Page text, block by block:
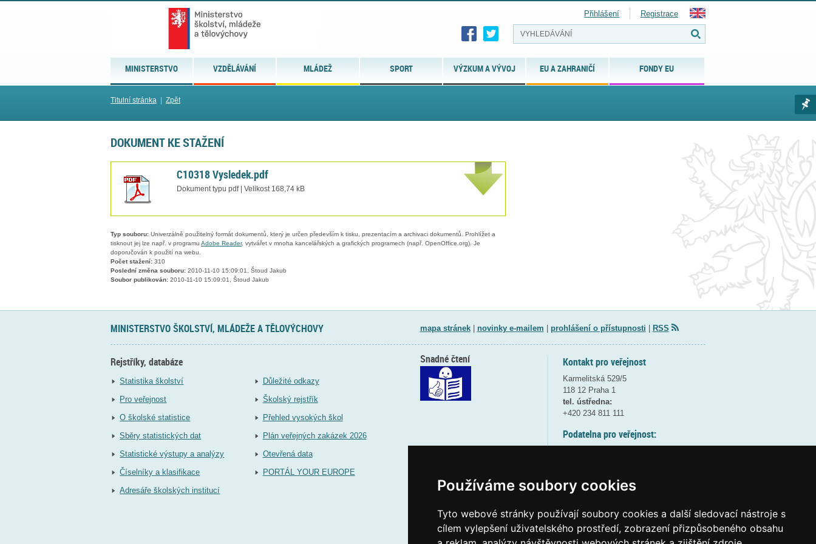
Používáme soubory cookies
Tyto webové stránky používají soubory cookies a další sledovací nástroje s
cílem vylepšení uživatelského prostředí, zobrazení přizpůsobeného obsahu
MINISTERSTVO VZDĚLÁVÁNÍ MLÁDEŽ SPORT VÝZKUM A VÝVOJ EU A ZAHRANIČÍ FONDY EU
Přihlášení Registrace
Titulní stránka Zpět
DOKUMENT KE STAŽENÍ
C10318 Vysledek.pdf
Dokument typu pdf | Velikost 168,74 kB
Typ souboru: Univerzálně použitelný formát dokumentů, který je určen především k tisku, prezentacím a archivaci dokumentů. Prohlížet a
tisknout jej lze např. v programu Adobe Reader, vytvářet v mnoha kancelářských a grafických programech (např. OpenOffice.org). Je
doporučován k použití na webu.
Počet stažení: 310
Poslední změna souboru: 2010-11-10 15:09:01, Štoud Jakub
Soubor publikován: 2010-11-10 15:09:01, Štoud Jakub
MINISTERSTVO ŠKOLSTVÍ, MLÁDEŽE A TĚLOVÝCHOVY mapa stránek| novinky e-mailem prohlášení o přístupnosti RSS
Rejstříky, databáze
Statistika školství
Pro veřejnost
O školské statistice
Sběry statistických dat
Statistické výstupy a analýzy
Číselníky a klasifikace
Adresáře školských institucí
Důležité odkazy
Školský rejstřík
Přehled vysokých škol
Plán veřejných zakázek 2026
Otevřená data
PORTÁL YOUR EUROPE
Kontakt pro veřejnost
Karmelitská 529/5
118 12 Praha 1
tel. ústředna:
+420 234 811 111
Podatelna pro veřejnost:
(více informací
Elektronická podatelna:
Snadné čtení